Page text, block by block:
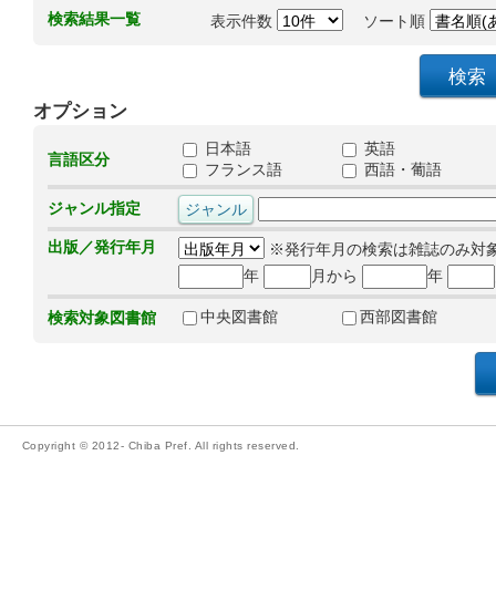
検索結果一覧 表示件数 ソート順
オプション
言語区分
日本語
英語
フランス語
西語・葡語
ジャンル指定
出版／発行年月
※発行年月の検索は雑誌のみ対
年
月から 年
検索対象図書館 中央図書館 西部図書館
Copyright © 2012- Chiba Pref. All rights reserved.